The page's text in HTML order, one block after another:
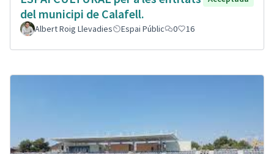
del municipi de Calafell.
Albert Roig Llevadies Espai Públic 0 16